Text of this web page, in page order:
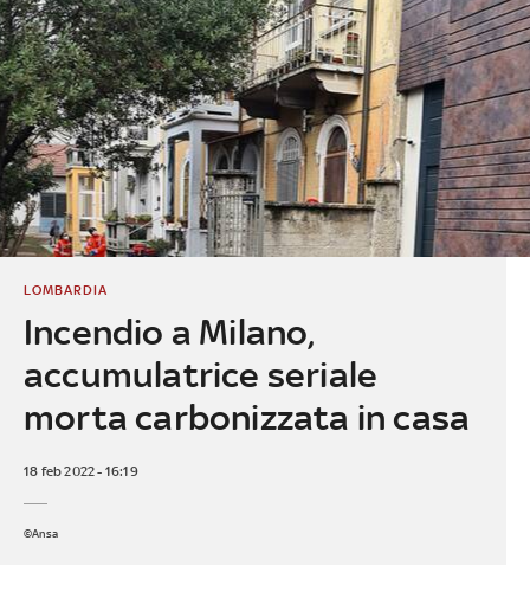
Incendio a Milano,
accumulatrice seriale
morta carbonizzata in casa
LOMBARDIA
18 feb 2022 - 16:19
©Ansa